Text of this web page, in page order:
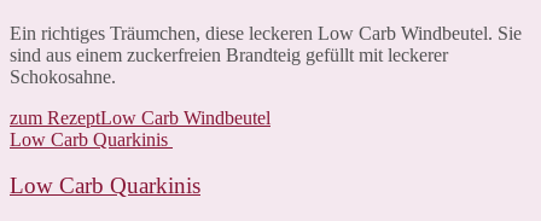
Ein richtiges Träumchen, diese leckeren Low Carb Windbeutel. Sie
sind aus einem zuckerfreien Brandteig gefüllt mit leckerer
Schokosahne.
zum RezeptLow Carb Windbeutel
Low Carb Quarkinis
Low Carb Quarkinis